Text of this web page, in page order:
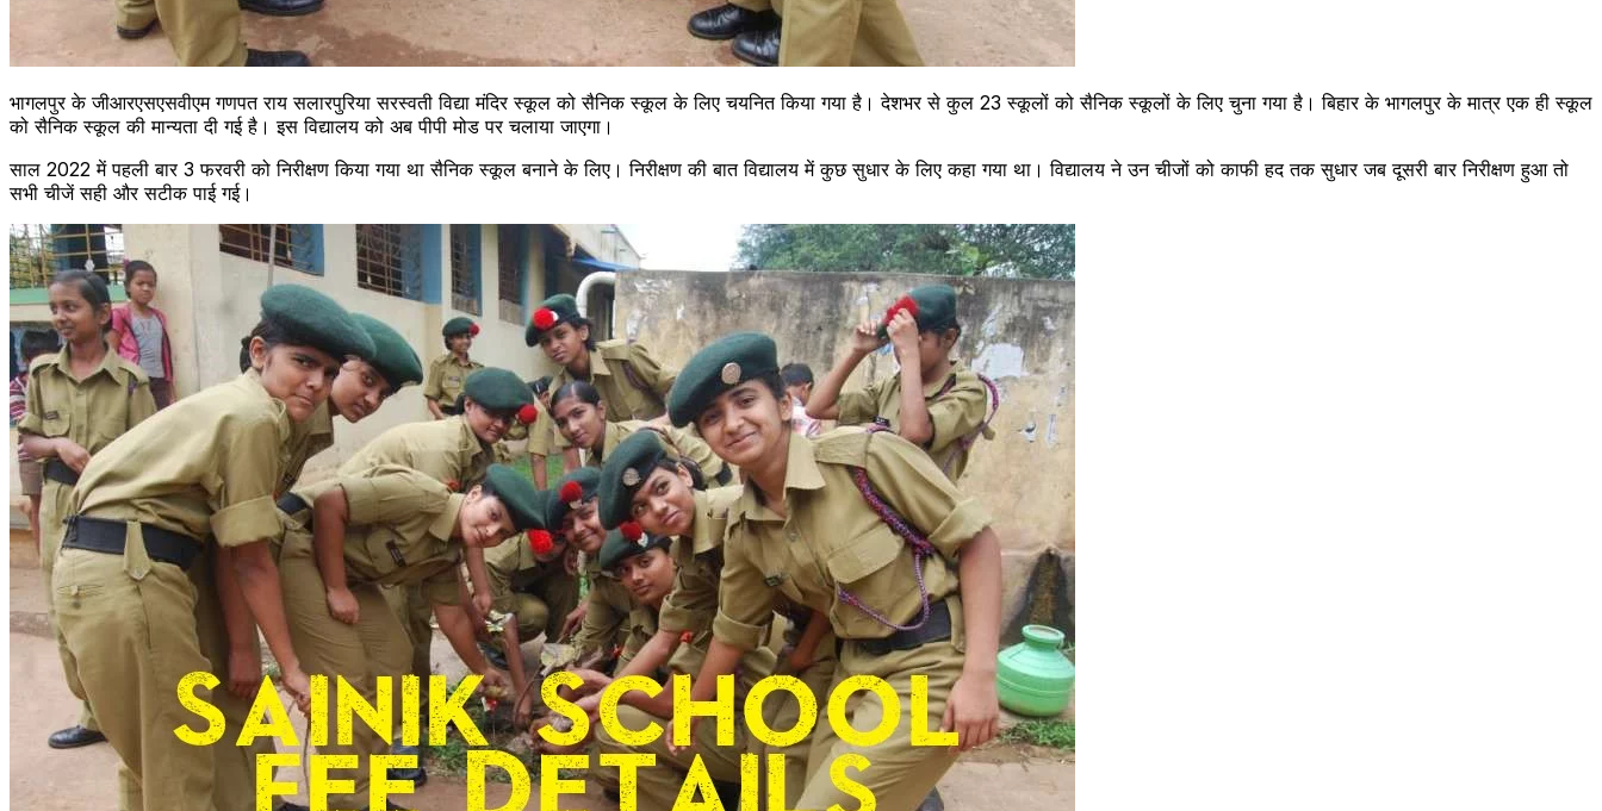
भागलपुर के जीआरएसएसवीएम गणपत राय सलारपुरिया सरस्वती विद्या मंदिर स्कूल को सैनिक स्कूल के लिए चयनित किया गया है। देशभर से कुल 23 स्कूलों को सैनिक स्कूलों के लिए चुना गया है। बिहार के भागलपुर के मात्र एक ही स्कूल
को सैनिक स्कूल की मान्यता दी गई है। इस विद्यालय को अब पीपी मोड पर चलाया जाएगा।
साल 2022 में पहली बार 3 फरवरी को निरीक्षण किया गया था सैनिक स्कूल बनाने के लिए। निरीक्षण की बात विद्यालय में कुछ सुधार के लिए कहा गया था। विद्यालय ने उन चीजों को काफी हद तक सुधार जब दूसरी बार निरीक्षण हुआ तो
सभी चीजें सही और सटीक पाई गई।